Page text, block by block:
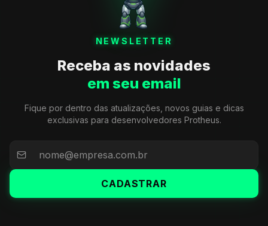
NEWSLETTER
Receba as novidades
em seu email
Fique por dentro das atualizações, novos guias e dicas
exclusivas para desenvolvedores Protheus.
CADASTRAR